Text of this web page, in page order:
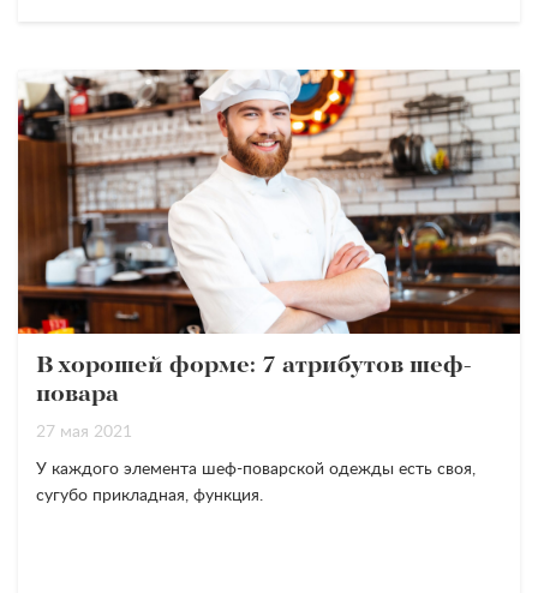
В хорошей форме: 7 атрибутов шеф-
повара
27 мая 2021
У каждого элемента шеф-поварской одежды есть своя,
сугубо прикладная, функция.